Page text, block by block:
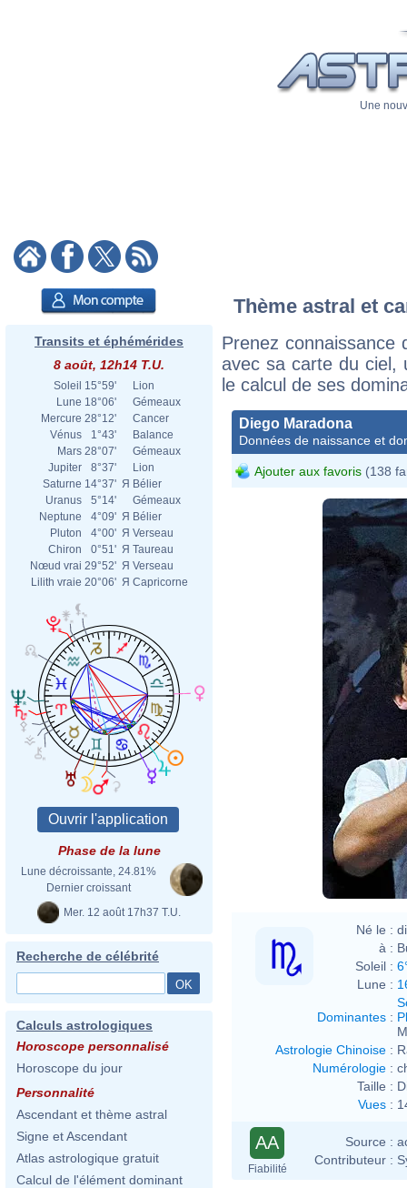
Une
Transits et éphémérides
8 août, 12h14 T.U.
Soleil 15°59'
Lion
Lune 18°06'
Gémeaux
Mercure 28°12'
Cancer
Vénus
1°43'
Balance
Mars 28°07'
Gémeaux
Jupiter
8°37'
Lion
Saturne 14°37' Я Bélier
Uranus
5°14'
Gémeaux
Neptune
4°09' Я Bélier
Pluton
4°00' Я Verseau
Chiron
0°51' Я Taureau
Nœud vrai 29°52' Я Verseau
Lilith vraie 20°06' Я Capricorne
Phase de la lune
Lune décroissante, 24.81%
Dernier croissant
Mer. 12 août 17h37 T.U.
Recherche de célébrité
Calculs astrologiques
Horoscope personnalisé
Horoscope du jour
Personnalité
Ascendant et thème astral
Signe et Ascendant
Atlas astrologique gratuit
Calcul de l'élément dominant
Thème astral et
Prenez connaissance
avec sa carte du ciel,
le calcul de ses
Diego Maradona
Données de naissance et
Ajouter aux favoris (138
Né le :
à :
Soleil :
Lune :
Dominantes :
Astrologie Chinoise :
Numérologie :
Taille :
Vues :
AA
Fiabilité
Source :
Contributeur :